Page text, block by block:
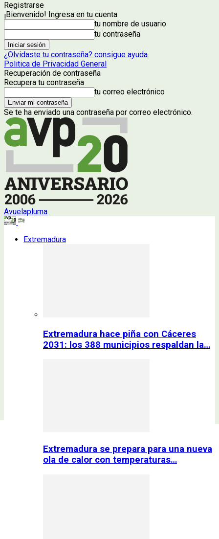
Registrarse
¡Bienvenido! Ingresa en tu cuenta
tu nombre de usuario
tu contraseña
¿Olvidaste tu contraseña? consigue ayuda
Politica de Privacidad General
Recuperación de contraseña
Recupera tu contraseña
tu correo electrónico
Se te ha enviado una contraseña por correo electrónico.
Avuelapluma
Extremadura
Extremadura hace piña con Cáceres
2031: los 388 municipios respaldan la…
Extremadura se prepara para una nueva
ola de calor con temperaturas…